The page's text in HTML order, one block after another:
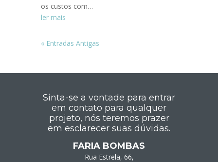
os custos com…
ler mais
« Entradas Antigas
Sinta-se a vontade para entrar
em contato para qualquer
projeto, nós teremos prazer
em esclarecer suas dúvidas.
FARIA BOMBAS
Rua Estrela, 66,